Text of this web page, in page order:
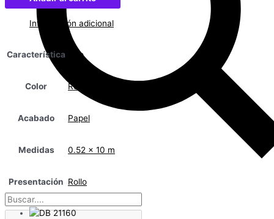
Información adicional
Característica Liso
Color Rosa
Acabado Papel
Medidas 0.52 x 10 m
Presentación Rollo